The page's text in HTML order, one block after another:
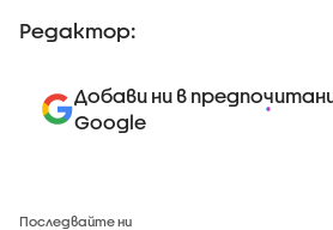
Редактор:
Добави ни в
Google
Последвайте ни